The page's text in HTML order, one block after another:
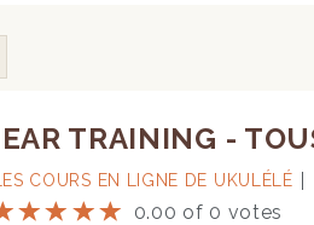
EAR TRAINING -
LES COURS EN LIGNE DE UKULÉLÉ
0.00 of 0 votes